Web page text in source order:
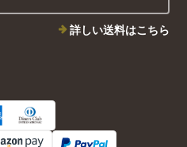
詳しい送料はこちら